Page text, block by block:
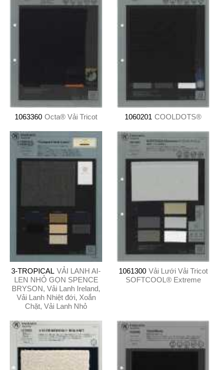
1063360 Octa® Vải Tricot 1060201 COOLDOTS®
3-TROPICAL VẢI LANH AI-
LEN NHỎ GỌN SPENCE
BRYSON, Vải Lanh Ireland,
Vải Lanh Nhiệt đới, Xoắn
Chặt, Vải Lanh Nhỏ
1061300 Vải Lưới Vải Tricot
SOFTCOOL® Extreme